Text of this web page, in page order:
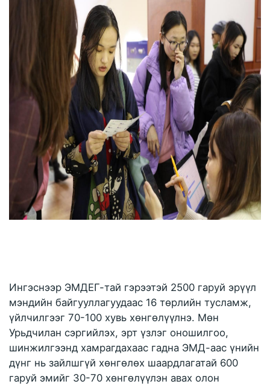
Ингэснээр ЭМДЕГ-тай гэрээтэй 2500 гаруй эрүүл
мэндийн байгууллагуудаас 16 төрлийн тусламж,
үйлчилгээг 70-100 хувь хөнгөлүүлнэ. Мөн
Урьдчилан сэргийлэх, эрт үзлэг оношилгоо,
шинжилгээнд хамрагдахаас гадна ЭМД-аас үнийн
дүнг нь зайлшгүй хөнгөлөх шаардлагатай 600
гаруй эмийг 30-70 хөнгөлүүлэн авах олон